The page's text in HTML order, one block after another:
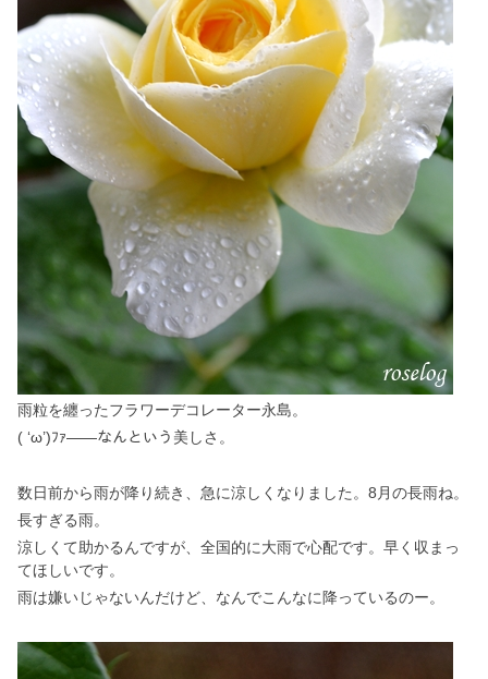
雨粒を纏ったフラワーデコレーター永島。
( ‘ω’)ﾌｧ——なんという美しさ。
数日前から雨が降り続き、急に涼しくなりました。8月の長雨ね。
長すぎる雨。
涼しくて助かるんですが、全国的に大雨で心配です。早く収まっ
てほしいです。
雨は嫌いじゃないんだけど、なんでこんなに降っているのー。